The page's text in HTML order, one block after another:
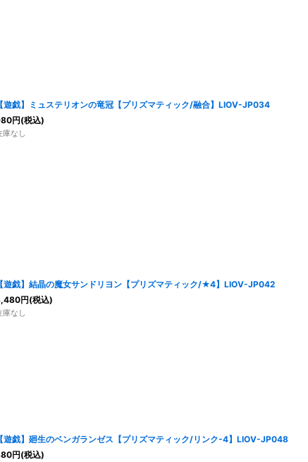
【遊戯】ミュステリオンの竜冠【プリズマティック/融合】LIOV-JP034
円(税込)
庫なし
【遊戯】結晶の魔女サンドリヨン【プリズマティック/★4】LIOV-JP042
円(税込)
庫なし
【遊戯】廻生のベンガランゼス【プリズマティック/リンク-4】LIOV-JP048
円(税込)